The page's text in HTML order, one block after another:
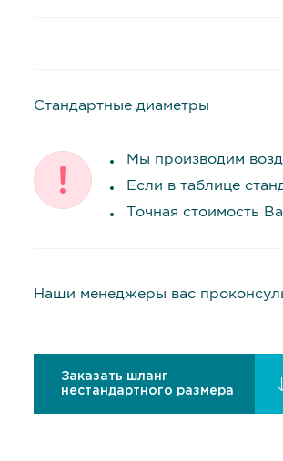
Стандартные диаметры
Мы производим
Если в таблице
Точная стоимость
Наши менеджеры вас
Заказать шланг
нестандартного размера